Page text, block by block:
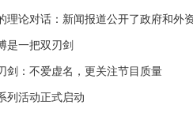
理论对话：新闻报道公开了政府和外
是一把双刃剑
剑：不爱虚名，更关注节目质量
列活动正式启动